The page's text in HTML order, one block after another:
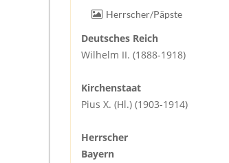
Herrscher/Päpste
Deutsches Reich
Wilhelm II. (1888-1918)
Kirchenstaat
Pius X. (Hl.) (1903-1914)
Herrscher
Bayern